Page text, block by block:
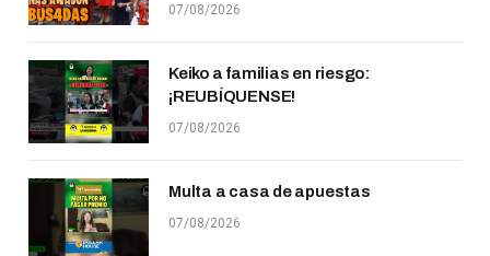
07/08/2026
Keiko a familias en riesgo:
¡REUBÍQUENSE!
07/08/2026
Multa a casa de apuestas
07/08/2026